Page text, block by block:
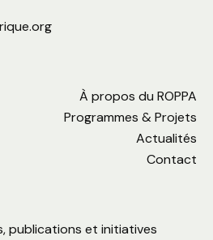
À propos du ROPPA
Programmes & Projets
Actualités
Contact
publications et initiatives